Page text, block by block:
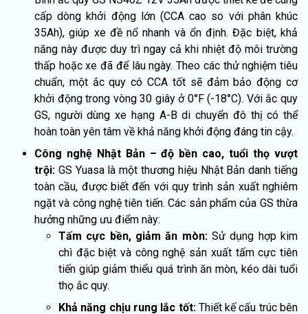
cấp dòng khởi động lớn (CCA cao so với phân khúc
35Ah), giúp xe đề nổ nhanh và ổn định. Đặc biệt, khả
năng này được duy trì ngay cả khi nhiệt độ môi trường
thấp hoặc xe đã để lâu ngày. Theo các thử nghiệm tiêu
chuẩn, một ắc quy có CCA tốt sẽ đảm bảo động cơ
khởi động trong vòng 30 giây ở 0°F (-18°C). Với ắc quy
GS, người dùng xe hạng A-B di chuyển đô thị có thể
hoàn toàn yên tâm về khả năng khởi động đáng tin cậy.
Công nghệ Nhật Bản – độ bền cao, tuổi thọ vượt
trội: GS Yuasa là một thương hiệu Nhật Bản danh tiếng
toàn cầu, được biết đến với quy trình sản xuất nghiêm
ngặt và công nghệ tiên tiến. Các sản phẩm của GS thừa
hưởng những ưu điểm này:
Tấm cực bền, giảm ăn mòn: Sử dụng hợp kim
chì đặc biệt và công nghệ sản xuất tấm cực tiên
tiến giúp giảm thiểu quá trình ăn mòn, kéo dài tuổi
thọ ắc quy.
Khả năng chịu rung lắc tốt: Thiết kế cấu trúc bên